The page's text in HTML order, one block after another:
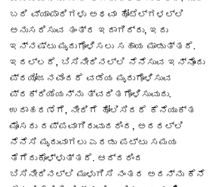
ಬದಿ ವ್ಯಾಪಾರಿಗಳು ಅಥವಾ ಹೋಟೆಲ್‌ಗಳಲ್ಲಿ
ಅನುಸರಿಸುವ ತಂತ್ರ ಇದಾಗಿದ್ದು, ಇದು
ಇನ್ನಷ್ಟು ಮೃದುಗೊಳಿಸಲು ಸಹಾಯ ಮಾಡುತ್ತದೆ.
ಇದಲ್ಲದೆ, ಬಿಸಿನೀರಿನಲ್ಲಿ ನೆನೆಸುವ ಇನ್ನೊಂದು
ಪ್ರಯೋಜನವೆಂದರೆ ವಡೆಯ ಮೃದುಗೊಳಿಸುವ
ಪ್ರಕ್ರಿಯೆಯನ್ನು ತ್ವರಿತಗೊಳಿಸುವುದು.
ಉದಾಹರಣೆಗೆ, ನೀರಿಗೆ ಹೋಲಿಸಿದರೆ ಕೆನೆಯುಕ್ತ
ಮೊಸರು ದಪ್ಪವಾಗಿರುವುದರಿಂದ, ಅದರಲ್ಲಿ
ನೆನೆಸಿ ಮೃದುವಾಗಲು ಎರಡು ಪಟ್ಟು ಸಮಯ
ತೆಗೆದುಕೊಳ್ಳುತ್ತದೆ. ಆದ್ದರಿಂದ
ಬಿಸಿನೀರಿನಲ್ಲಿ ಮುಳುಗಿಸಿ ನಂತರ ಅದನ್ನು ಕೆನೆ